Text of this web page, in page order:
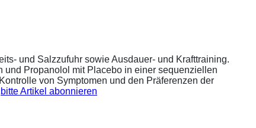
und Salzzufuhr sowie Ausdauer- und Krafttraining.
und Propanolol mit Placebo in einer sequenziellen
von Symptomen und den Präferenzen der
bitte Artikel abonnieren